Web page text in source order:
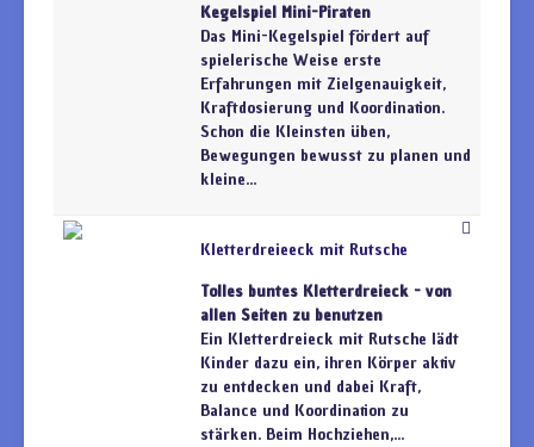
Kegelspiel Mini-Piraten
Das Mini-Kegelspiel fördert auf
spielerische Weise erste
Erfahrungen mit Zielgenauigkeit,
Kraftdosierung und Koordination.
Schon die Kleinsten üben,
Bewegungen bewusst zu planen und
kleine...
Kletterdreieeck mit Rutsche
Tolles buntes Kletterdreieck - von
allen Seiten zu benutzen
Ein Kletterdreieck mit Rutsche lädt
Kinder dazu ein, ihren Körper aktiv
zu entdecken und dabei Kraft,
Balance und Koordination zu
stärken. Beim Hochziehen,...